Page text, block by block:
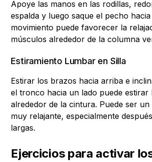
Apoye las manos en las rodillas,
espalda y luego saque el pecho
movimiento puede favorecer la
músculos alrededor de la columna
Estiramiento Lumbar en Silla
Estirar los brazos hacia arriba e
el tronco hacia un lado puede estirar
alrededor de la cintura. Puede ser un
muy relajante, especialmente
largas.
Ejercicios para activar